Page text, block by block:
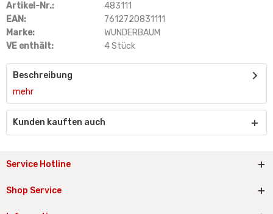
Artikel-Nr.:
483111
EAN:
7612720831111
Marke:
WUNDERBAUM
VE enthält:
4 Stück
Beschreibung
mehr
Kunden kauften auch
Service Hotline
Shop Service